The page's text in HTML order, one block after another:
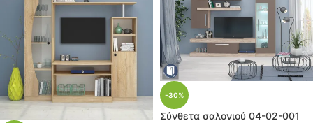
-30%
Σύνθετα σαλoνιού 04-02-001